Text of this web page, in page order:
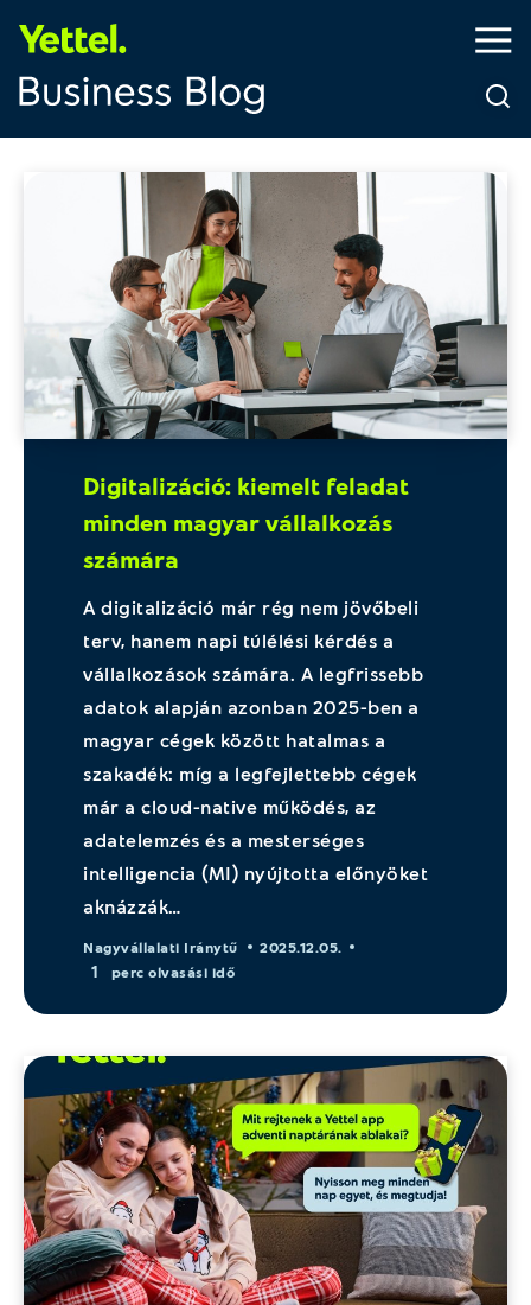
Digitalizáció: kiemelt feladat
minden magyar vállalkozás
számára
A digitalizáció már rég nem jövőbeli
terv, hanem napi túlélési kérdés a
vállalkozások számára. A legfrissebb
adatok alapján azonban 2025-ben a
magyar cégek között hatalmas a
szakadék: míg a legfejlettebb cégek
már a cloud-native működés, az
adatelemzés és a mesterséges
intelligencia (MI) nyújtotta előnyöket
aknázzák…
Nagyvállalati Iránytű 2025.12.05.
1 perc olvasási idő